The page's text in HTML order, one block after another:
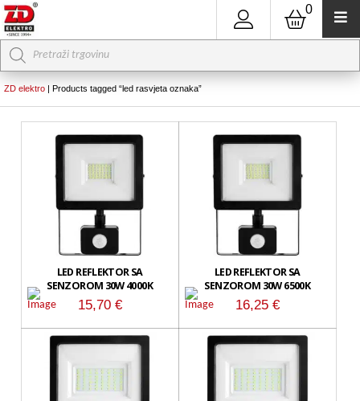
0
Products
search
ZD elektro | Products tagged “led rasvjeta oznaka”
LED REFLEKTOR SA
SENZOROM 30W 4000K
15,70 €
LED REFLEKTOR SA
SENZOROM 30W 6500K
16,25€